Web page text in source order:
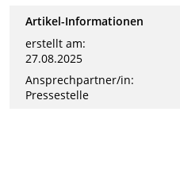
Artikel-Informationen
erstellt am:
27.08.2025
Ansprechpartner/in:
Pressestelle